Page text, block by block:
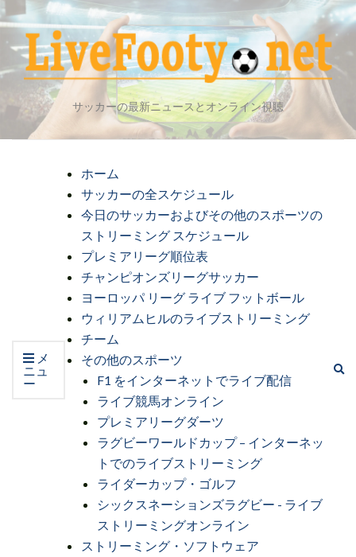
サッカーの最新ニュースとオンライン視聴
メ
ニュ
ー
ホーム
サッカーの全スケジュール
今日のサッカーおよびその他のスポーツの
ストリーミング スケジュール
プレミアリーグ順位表
チャンピオンズリーグサッカー
ヨーロッパ リーグ ライブ フットボール
ウィリアムヒルのライブストリーミング
チーム
その他のスポーツ
F1 をインターネットでライブ配信
ライブ競馬オンライン
プレミアリーグダーツ
ラグビーワールドカップ – インターネッ
トでのライブストリーミング
ライダーカップ・ゴルフ
シックスネーションズラグビー - ライブ
ストリーミングオンライン
ストリーミング・ソフトウェア